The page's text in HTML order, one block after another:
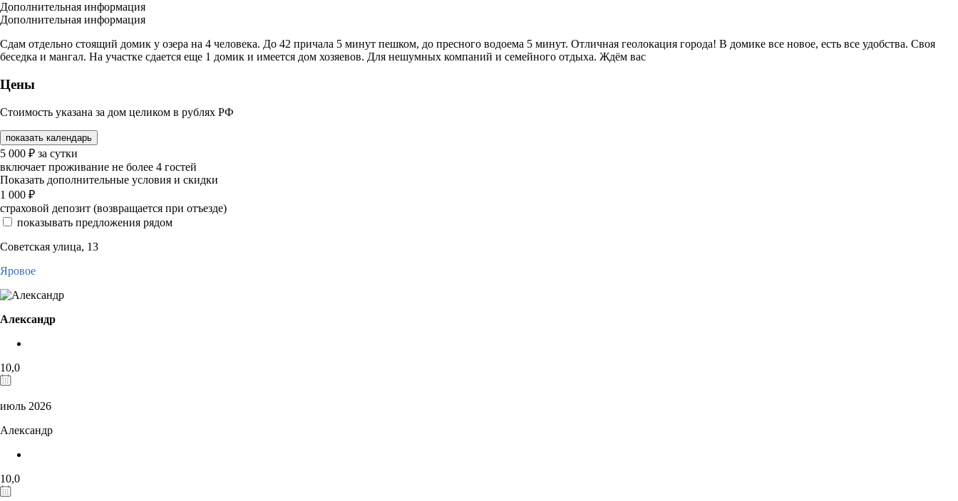
Дополнительная информация
Дополнительная информация
Сдам отдельно стоящий домик у озера на 4 человека. До 42 причала 5 минут пешком, до пресного водоема 5 минут. Отличная геолокация города! В домике все новое, есть все удобства. Своя
беседка и мангал. На участке сдается еще 1 домик и имеется дом хозяевов. Для нешумных компаний и семейного отдыха. Ждём вас
Цены
Стоимость указана за дом целиком в рублях РФ
показать календарь
5 000 ₽ за сутки
включает проживание не более 4 гостей
Показать дополнительные условия и скидки
1 000 ₽
страховой депозит (возвращается при отъезде)
показывать предложения рядом
Советская улица, 13
Яровое
Александр
10,0
июль 2026
Александр
10,0